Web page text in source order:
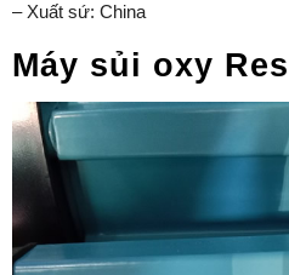
– Xuất sứ: China
Máy sủi oxy